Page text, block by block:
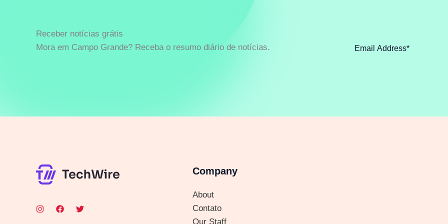
Receber notícias grátis
Mora em Campo Grande? Receba o resumo diário de notícias.
Company
About
Contato
Our Staff